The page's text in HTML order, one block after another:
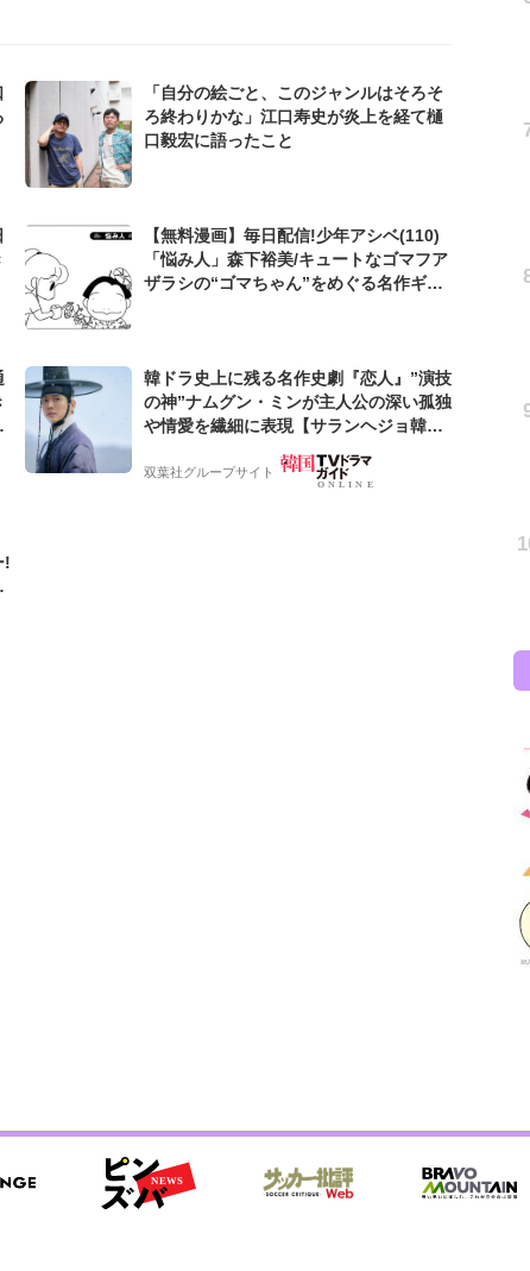
「自分の絵ごと、このジャンルはそろそ
ろ終わりかな」江口寿史が炎上を経て樋
口毅宏に語ったこと
【無料漫画】毎日配信!少年アシベ(110)
「悩み人」森下裕美/キュートなゴマフア
ザラシの“ゴマちゃん”をめぐる名作ギャ
韓ドラ史上に残る名作史劇『恋人』”演技
の神”ナムグン・ミンが主人公の深い孤独
や情愛を繊細に表現【サランヘジョ韓ド
双葉社グループサイト
!